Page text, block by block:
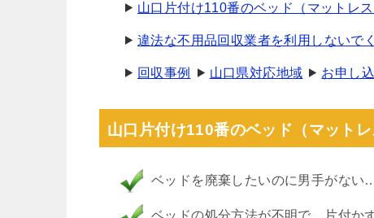
山口片付け110番のベッド（マットレ
違法な不用品回収業者を利用しないで
回収事例 山口県対応地域 お申し
山口片付け110番のベッド（マット
ベッドを廃棄したいのに男手がない…
ベッドの処分方法が不明で、片付か